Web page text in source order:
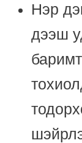
Нэр
дээш